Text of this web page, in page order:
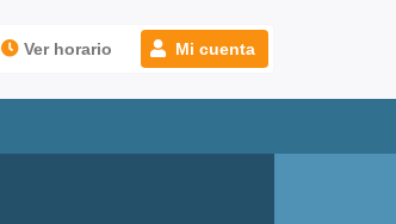
Ver horario Mi cuenta